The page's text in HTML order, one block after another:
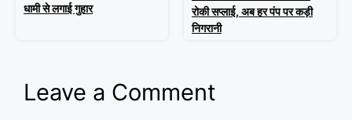
धामी से लगाई गुहार
रोकी सप्लाई, अब हर पंप पर कड़ी
निगरानी
Leave a Comment